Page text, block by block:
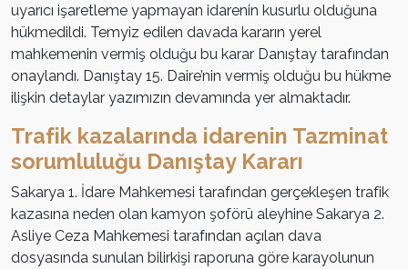
uyarıcı işaretleme yapmayan idarenin kusurlu olduğuna
hükmedildi. Temyiz edilen davada kararın yerel
mahkemenin vermiş olduğu bu karar Danıştay tarafından
onaylandı. Danıştay 15. Daire’nin vermiş olduğu bu hükme
ilişkin detaylar yazımızın devamında yer almaktadır.
Trafik kazalarında idarenin Tazminat
sorumluluğu Danıştay Kararı
Sakarya 1. İdare Mahkemesi tarafından gerçekleşen trafik
kazasına neden olan kamyon şoförü aleyhine Sakarya 2.
Asliye Ceza Mahkemesi tarafından açılan dava
dosyasında sunulan bilirkişi raporuna göre karayolunun